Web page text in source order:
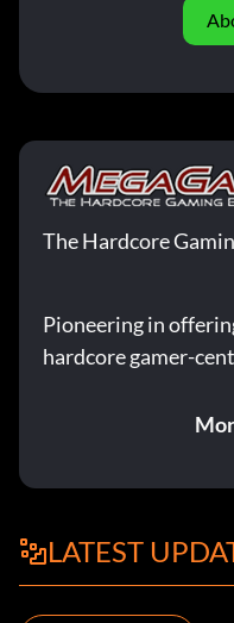
The Hardcore
Pioneering in
hardcore gamer-
LATEST